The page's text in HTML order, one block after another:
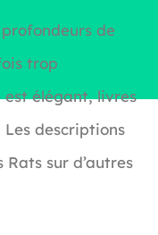
de
trop
est élégant, livres
Les descriptions
sur d’autres